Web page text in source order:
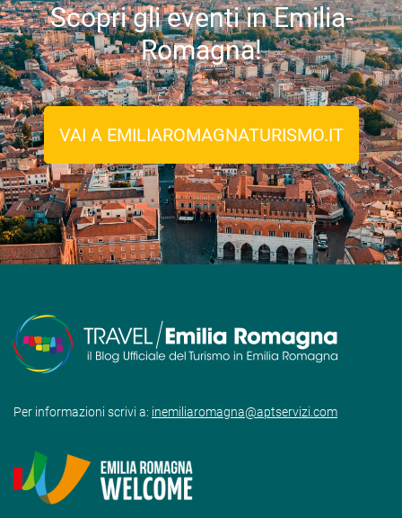
Scopri gli eventi in Emilia-
Romagna!
VAI A EMILIAROMAGNATURISMO.IT
Per informazioni scrivi a: inemiliaromagna@aptservizi.com